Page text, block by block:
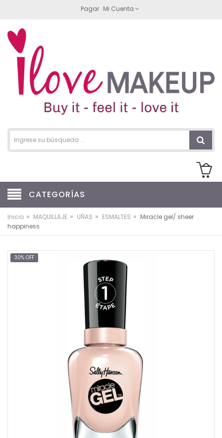
Pagar Mi Cuenta
CATEGORÍAS
Inicio » MAQUILLAJE » UÑAS » ESMALTES » Miracle gel/ sheer
happiness
30% OFF